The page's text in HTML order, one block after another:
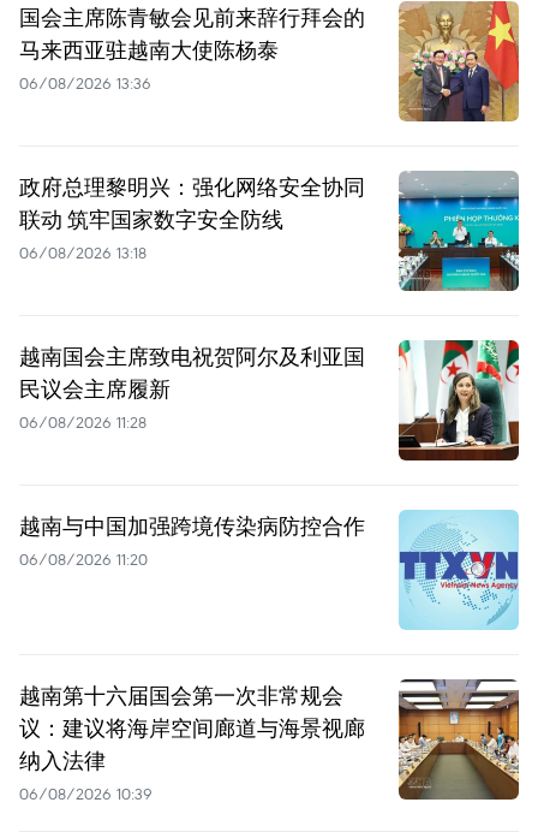
国会主席陈青敏会见前来辞行拜会的
马来西亚驻越南大使陈杨泰
06/08/2026 13:36
政府总理黎明兴：强化网络安全协同
联动 筑牢国家数字安全防线
06/08/2026 13:18
越南国会主席致电祝贺阿尔及利亚国
民议会主席履新
06/08/2026 11:28
越南与中国加强跨境传染病防控合作
06/08/2026 11:20
越南第十六届国会第一次非常规会
议：建议将海岸空间廊道与海景视廊
纳入法律
06/08/2026 10:39